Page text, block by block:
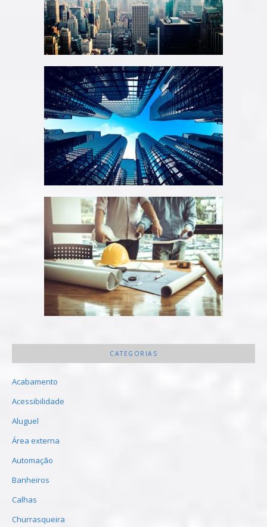
CATEGORIAS
Acabamento
Acessibilidade
Aluguel
Área externa
Automação
Banheiros
Calhas
Churrasqueira